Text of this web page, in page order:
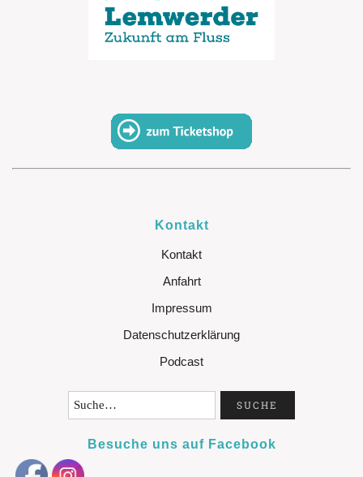
Kontakt
Kontakt
Anfahrt
Impressum
Datenschutzerklärung
Podcast
Besuche uns auf Facebook